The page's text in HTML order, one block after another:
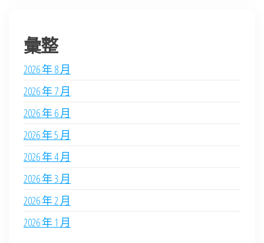
彙整
2026 年 8 月
2026 年 7 月
2026 年 6 月
2026 年 5 月
2026 年 4 月
2026 年 3 月
2026 年 2 月
2026 年 1 月